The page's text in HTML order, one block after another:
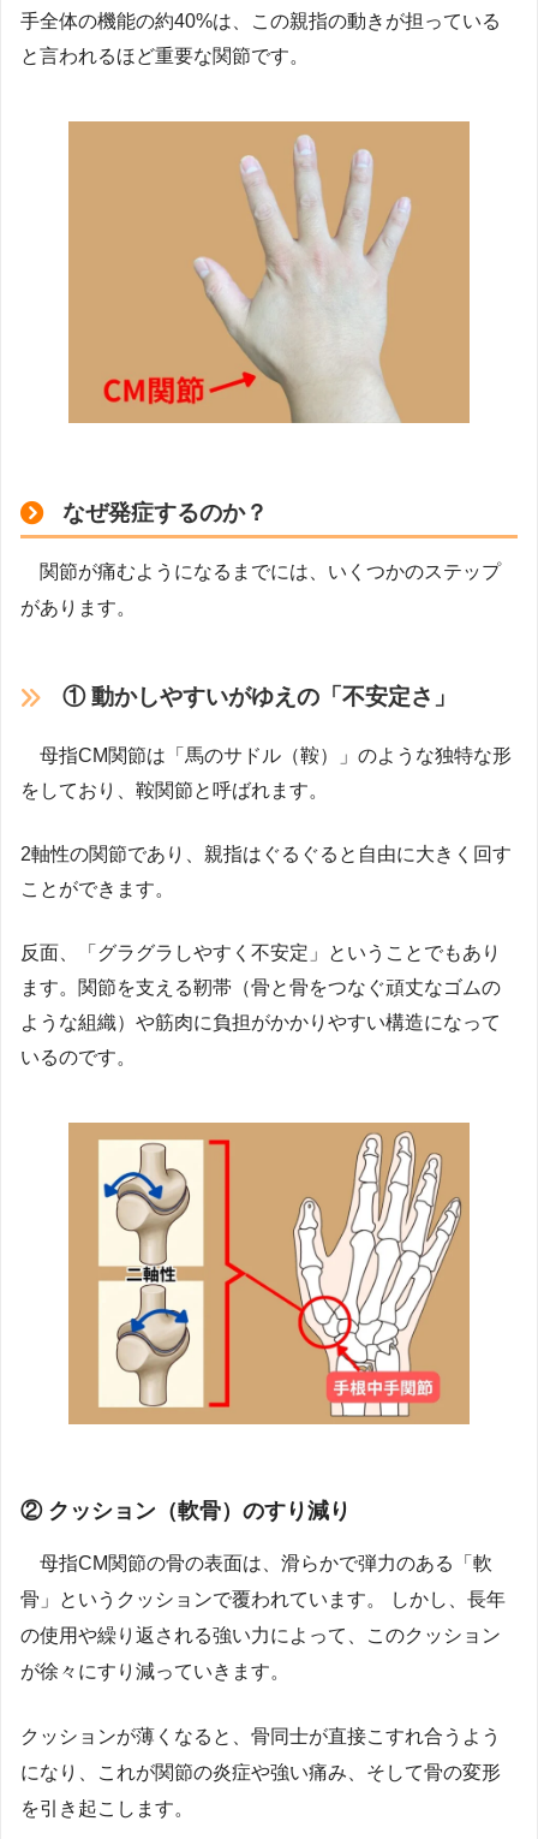
手全体の機能の約40%は、この親指の動きが担っている
と言われるほど重要な関節です。
なぜ発症するのか？
関節が痛むようになるまでには、いくつかのステップ
があります。
① 動かしやすいがゆえの「不安定さ」
母指CM関節は「馬のサドル（鞍）」のような独特な形
をしており、鞍関節と呼ばれます。
2軸性の関節であり、親指はぐるぐると自由に大きく回す
ことができます。
反面、「グラグラしやすく不安定」ということでもあり
ます。関節を支える靭帯（骨と骨をつなぐ頑丈なゴムの
ような組織）や筋肉に負担がかかりやすい構造になって
いるのです。
② クッション（軟骨）のすり減り
母指CM関節の骨の表面は、滑らかで弾力のある「軟
骨」というクッションで覆われています。 しかし、長年
の使用や繰り返される強い力によって、このクッション
が徐々にすり減っていきます。
クッションが薄くなると、骨同士が直接こすれ合うよう
になり、これが関節の炎症や強い痛み、そして骨の変形
を引き起こします。